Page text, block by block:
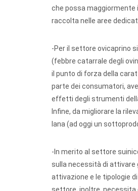
che possa maggiormente
raccolta nelle aree
-Per il settore ovicaprino
(febbre catarrale degli
il punto di forza della
parte dei consumatori,
effetti degli strumenti
Infine, da migliorare la
lana (ad oggi un
-In merito al settore
sulla necessità di attivare
attivazione e le tipologie